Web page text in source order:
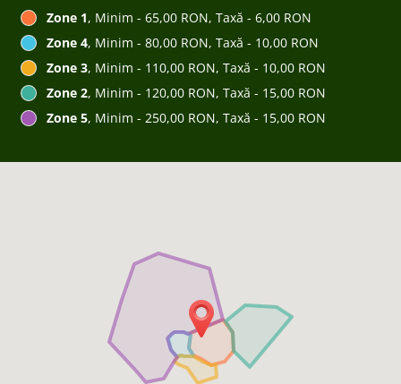
Zone 1, Minim - 65,00 RON, Taxă - 6,00 RON
Zone 4, Minim - 80,00 RON, Taxă - 10,00 RON
Zone 3, Minim - 110,00 RON, Taxă - 10,00 RON
Zone 2, Minim - 120,00 RON, Taxă - 15,00 RON
Zone 5, Minim - 250,00 RON, Taxă - 15,00 RON